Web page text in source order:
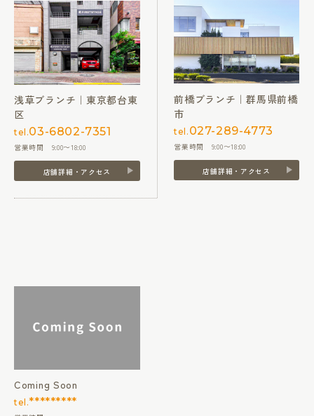
浅草ブランチ｜東京都台東
区
tel.03-6802-7351
営業時間 9:00〜18:00
店舗詳細・アクセス
前橋ブランチ｜群馬県前橋
市
tel. 027-289-4773
営業時間 9:00〜18:00
店舗詳細・アクセス
Coming Soon
tel.*********